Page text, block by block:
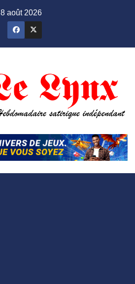
8 août 2026